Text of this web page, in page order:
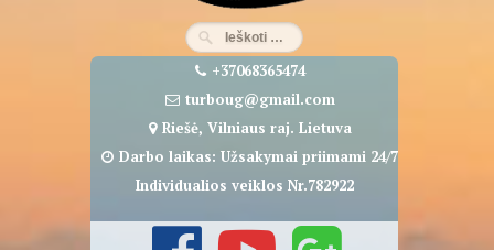
+37068365474
turboug@gmail.com
Riešė, Vilniaus raj. Lietuva
Darbo laikas: Užsakymai priimami 24/7
Individualios veiklos Nr.782922